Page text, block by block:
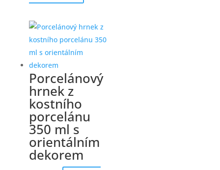
Porcelánový
hrnek z
kostního
porcelánu
350 ml s
orientálním
dekorem